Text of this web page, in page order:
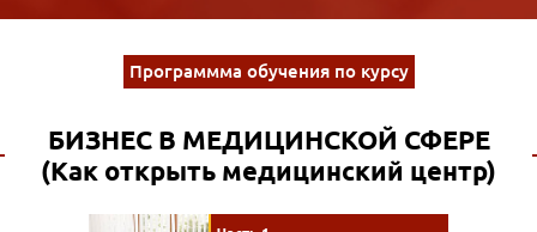
Программма обучения по курсу
БИЗНЕС В МЕДИЦИНСКОЙ СФЕРЕ
(Как открыть медицинский центр)